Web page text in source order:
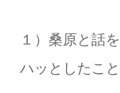
１）桑原と話
ハッとしたこ